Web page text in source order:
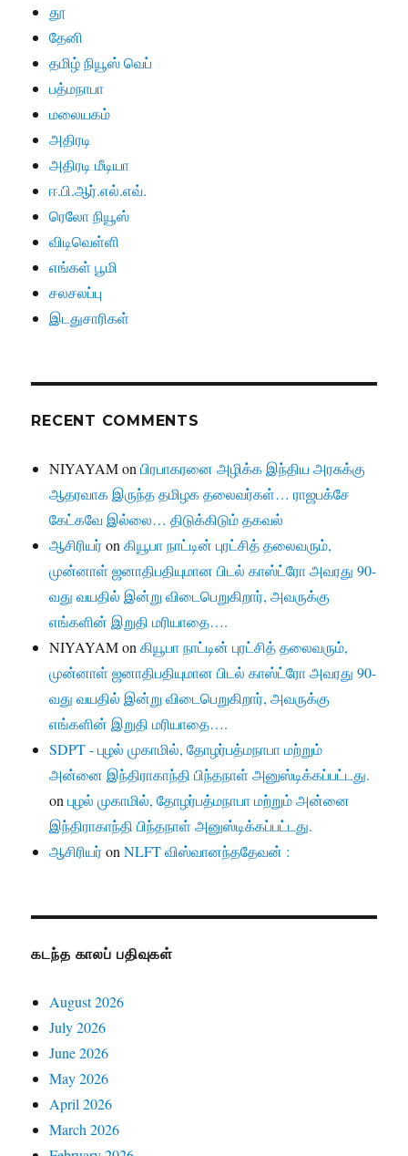
தூ
தேனி
தமிழ் நியூஸ் வெப்
பத்மநாபா
மலையகம்
அதிரடி
அதிரடி மீடியா
ஈ.பி.ஆர்.எல்.எவ்.
ரெலோ நியூஸ்
விடிவெள்ளி
எங்கள் பூமி
சலசலப்பு
இடதுசாரிகள்
RECENT COMMENTS
NIYAYAMonபிரபாகரனை அழிக்க இந்திய அரசுக்கு
ஆதரவாக இருந்த தமிழக தலைவர்கள்… ராஜபக்சே
கேட்கவே இல்லை… திடுக்கிடும் தகவல்
ஆசிரியர்onகியூபா நாட்டின் புரட்சித் தலைவரும்,
முன்னாள் ஜனாதிபதியுமான பிடல் காஸ்ட்ரோ அவரது 90-
வது வயதில் இன்று விடைபெறுகிறார், அவருக்கு
எங்களின் இறுதி மரியாதை….
NIYAYAMonகியூபா நாட்டின் புரட்சித் தலைவரும்,
முன்னாள் ஜனாதிபதியுமான பிடல் காஸ்ட்ரோ அவரது 90-
வது வயதில் இன்று விடைபெறுகிறார், அவருக்கு
எங்களின் இறுதி மரியாதை….
SDPT - புழல் முகாமில், தோழர்பத்மநாபா மற்றும்
அன்னை இந்திராகாந்தி பிந்தநாள் அனுஸ்டிக்கப்பட்டது.
onபுழல் முகாமில், தோழர்பத்மநாபா மற்றும் அன்னை
இந்திராகாந்தி பிந்தநாள் அனுஸ்டிக்கப்பட்டது.
ஆசிரியர்onNLFT விஸ்வானந்ததேவன் :
கடந்த காலப் பதிவுகள்
August 2026
July 2026
June 2026
May 2026
April 2026
March 2026